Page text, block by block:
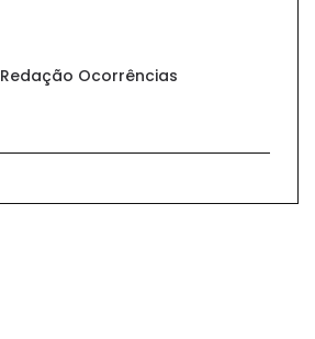
Redação Ocorrências